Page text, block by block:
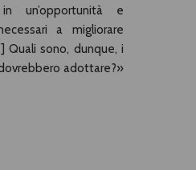
un’opportunità e
a migliorare
Quali sono, dunque, i
adottare?»